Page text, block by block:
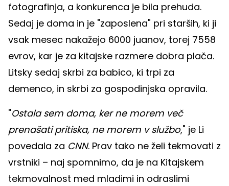
fotografinja, a konkurenca je bila prehuda.
Sedaj je doma in je "zaposlena" pri starših, ki ji
vsak mesec nakažejo 6000 juanov, torej 7558
evrov, kar je za kitajske razmere dobra plača.
Litsky sedaj skrbi za babico, ki trpi za
demenco, in skrbi za gospodinjska opravila.
"Ostala sem doma, ker ne morem več
prenašati pritiska, ne morem v službo," je Li
povedala za CNN. Prav tako ne želi tekmovati z
vrstniki – naj spomnimo, da je na Kitajskem
tekmovalnost med mladimi in odraslimi